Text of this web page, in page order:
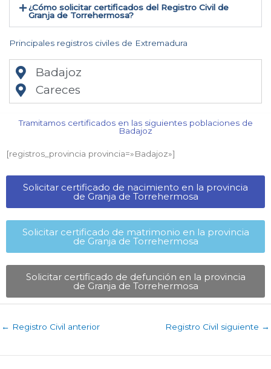
¿Cómo solicitar certificados del Registro Civil de
Granja de Torrehermosa​?
Principales registros civiles de Extremadura
Badajoz
Careces
Tramitamos certificados en las siguientes poblaciones de
Badajoz​
[registros_provincia provincia=»Badajoz​»]
Solicitar certificado de nacimiento en la provincia
de Granja de Torrehermosa​
Solicitar certificado de matrimonio en la provincia
de Granja de Torrehermosa​
Solicitar certificado de defunción en la provincia
de Granja de Torrehermosa​
← Registro Civil anterior Registro Civil siguiente →